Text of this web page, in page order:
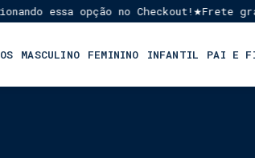
essa opção no Checkout!★Frete grátis
MASCULINO FEMININO INFANTIL PAI E